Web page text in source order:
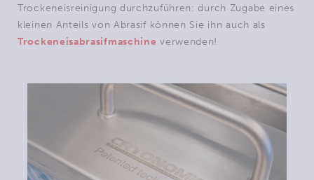
Trockeneisreinigung durchzuführen: durch Zugabe eines
kleinen Anteils von Abrasif können Sie ihn auch als
Trockeneisabrasifmaschine verwenden!